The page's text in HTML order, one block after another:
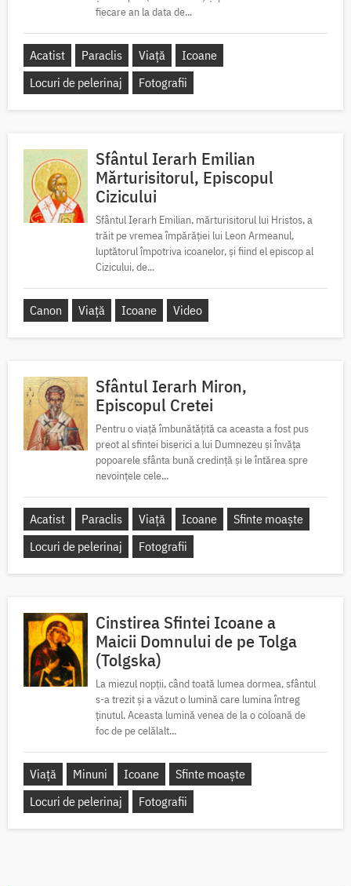
fiecare an la data de...
Acatist Paraclis Viață
Icoane
Locuri de pelerinaj
Fotografii
Sfântul Ierarh Emilian
Mărturisitorul, Episcopul
Cizicului
Sfântul Ierarh Emilian, mărturisitorul lui Hristos, a
trăit pe vremea împărăției lui Leon Armeanul,
luptătorul împotriva icoanelor, și fiind el episcop al
Cizicului, de...
Canon Viață Icoane Video
Sfântul Ierarh Miron,
Episcopul Cretei
Pentru o viață îmbunătățită ca aceasta a fost pus
preot al sfintei biserici a lui Dumnezeu și învăța
popoarele sfânta bună credință și le întărea spre
nevoințele cele...
Acatist Paraclis Viață Icoane
Sfinte moaște
Locuri de pelerinaj
Fotografii
Cinstirea Sfintei Icoane a
Maicii Domnului de pe Tolga
(Tolgska)
La miezul nopții, când toată lumea dormea, sfântul
s-a trezit și a văzut o lumină care lumina întreg
ținutul. Aceasta lumină venea de la o coloană de
foc de pe celălalt...
Viață Minuni Icoane
Sfinte moaște
Locuri de pelerinaj
Fotografii